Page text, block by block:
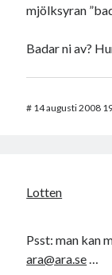
mjölksyran
Badar ni av?
# 14 augusti 2008
Lotten
Psst: man kan
ara@ara.se…